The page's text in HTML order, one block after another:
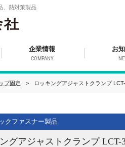
、熱対策製品
企業情報
COMPANY
お
プ固定 ロッキングアジャストクランプ
クファスナー製品
グアジャストクランプ LCT-